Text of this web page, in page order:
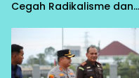
Cegah Radikalisme dan